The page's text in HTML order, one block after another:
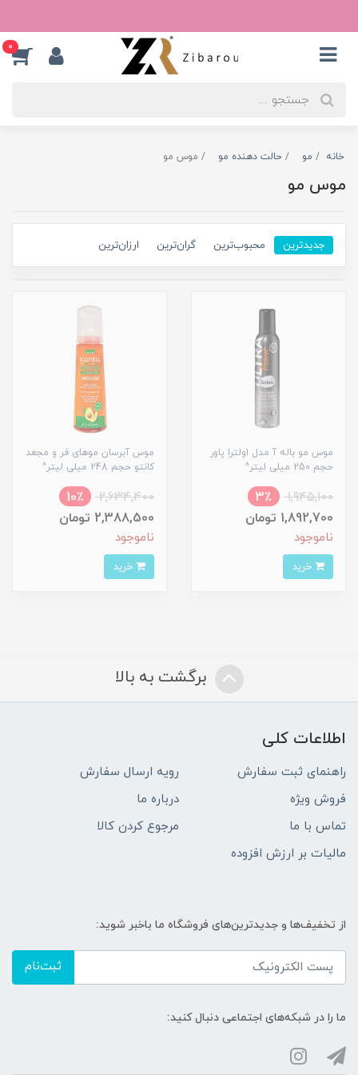
0
خانه مو حالت دهنده مو موس مو
موس مو
جدیدترین محبوب‌ترین گران‌ترین ارزان‌ترین
موس مو باله آ مدل اولترا پاور
حجم 250 میلی لیتر^
1,945,100
3٪
1,892,700 تومان
ناموجود
موس آبرسان موهای فر و مجعد
کانتو حجم 248 میلی لیتر^
2,634,400
10٪
2,388,500 تومان
ناموجود
برگشت به بالا
اطلاعات کلی
راهنمای ثبت سفارش
رویه ارسال سفارش
فروش ویژه
درباره ما
تماس با ما
مرجوع کردن کالا
مالیات بر ارزش افزوده
از تخفیف‌ها و جدیدترین‌های فروشگاه ما باخبر شوید:
ثبت‌نام
ما را در شبکه‌های اجتماعی دنبال کنید: